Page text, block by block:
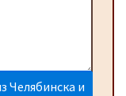
Челябинска и